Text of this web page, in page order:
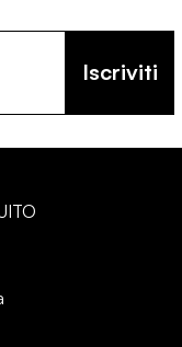
Iscriviti